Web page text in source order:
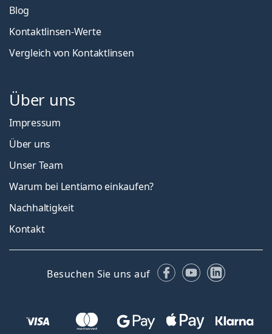
Blog
Kontaktlinsen-Werte
Vergleich von Kontaktlinsen
Über uns
Impressum
Über uns
Unser Team
Warum bei Lentiamo einkaufen?
Nachhaltigkeit
Kontakt
Besuchen Sie uns auf Facebook
YouTubeLinkedIn